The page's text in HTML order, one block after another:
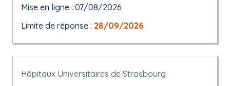
Mise en ligne : 07/08/2026
Limite de réponse : 28/09/2026
Hôpitaux Universitaires de Strasbourg